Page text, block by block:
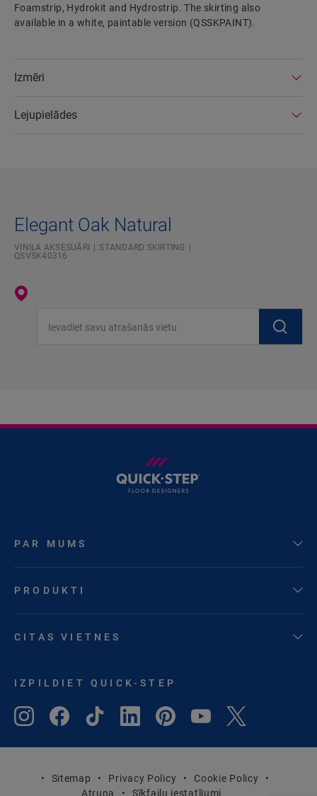
Foamstrip, Hydrokit and Hydrostrip. The skirting also
available in a white, paintable version (QSSKPAINT).
Izmēri
Lejupielādes
Elegant Oak Natural
VINILA AKSESUĀRI
STANDARD SKIRTING
QSVSK40316
PAR MUMS
PRODUKTI
CITAS VIETNES
IZPILDIET QUICK-STEP
Sitemap Privacy Policy
Cookie Policy
Atruna
Sīkfailu iestatījumi